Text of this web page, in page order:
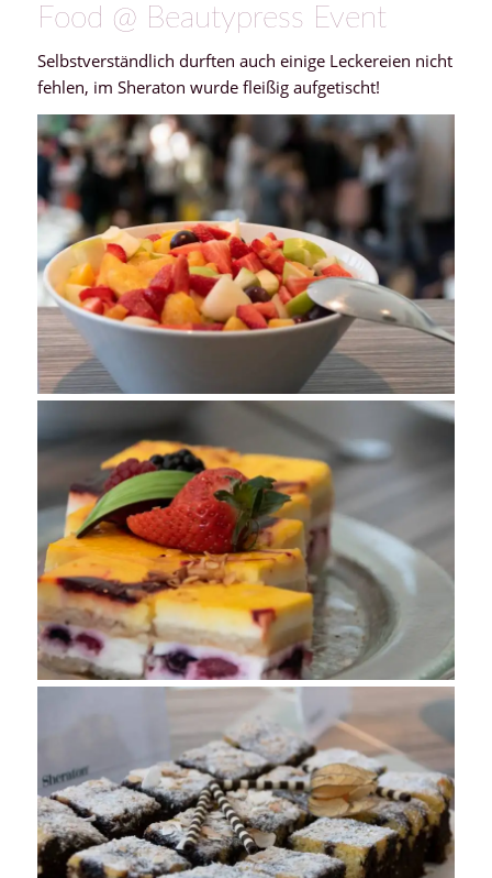
Food @ Beautypress Event
Selbstverständlich durften auch einige Leckereien nicht
fehlen, im Sheraton wurde fleißig aufgetischt!